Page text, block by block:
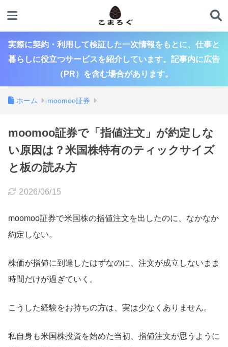
実際に契約・利用して検証した一次情報をもとに、仕事と
暮らしに役立つサービスを紹介しています。記事内に広告
（PR）を含む場合があります。
ホーム moomoo証券
moomoo証券で「指値注文」が約定しな
い原因は？米国株特有のティックサイズ
と板の読み方
2026/06/15
moomoo証券で米国株の指値注文を出したのに、なかなか
約定しない。
株価が指値に到達したはずなのに、注文が成立しないまま
時間だけが過ぎていく。
こうした経験をお持ちの方は、実は少なくありません。
私自身も米国株投資を始めた当初、指値注文が思うように